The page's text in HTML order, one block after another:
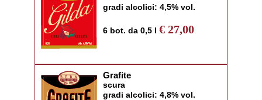
gradi alcolici: 4,5% vol.
6 bot. da 0,5 l € 27,00
Grafite
scura
gradi alcolici: 4,8% vol.